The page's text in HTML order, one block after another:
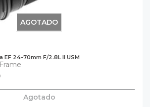
AGOTADO
EF 24-70mm F/2.8L II USM
Agotado